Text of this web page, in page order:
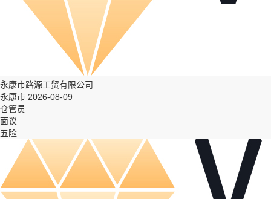
永康市路源工贸有限公司
永康市 2026-08-09
仓管员
面议
五险